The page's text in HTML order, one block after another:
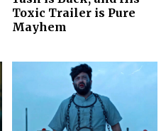
Toxic Trailer is Pure
Mayhem